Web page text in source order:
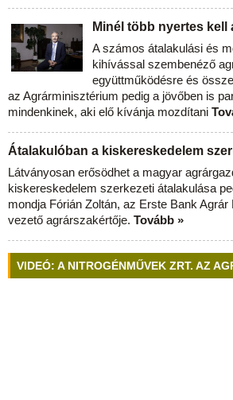
Minél több nyertes kell
A számos átalakulási és
kihívással szembenéző
együttműködésre és
az Agrárminisztérium pedig a jövőben is
mindenkinek, aki elő kívánja mozdítani
Átalakulóban a kiskereskedelem
Látványosan erősödhet a magyar
kiskereskedelem szerkezeti átalakulása
mondja Fórián Zoltán, az Erste Bank
vezető agrárszakértője. Tovább »
VIDEÓ: A NITROGÉNMŰVEK ZRT. AZ